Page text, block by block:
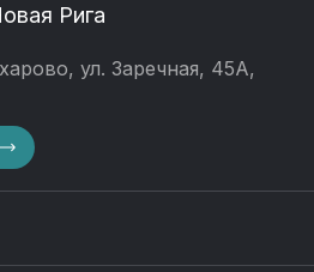
Рига
ул. Заречная, 45А,